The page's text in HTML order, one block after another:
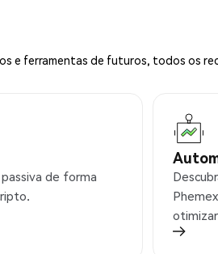
e ferramentas de futuros, todos os
de forma